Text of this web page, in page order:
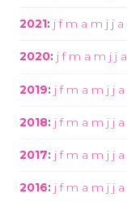
2021: j f m a m j j a
2020: j f m a m j j a
2019: j f m a m j j a
2018: j f m a m j j a
2017: j f m a m j j a
2016: j f m a m j j a